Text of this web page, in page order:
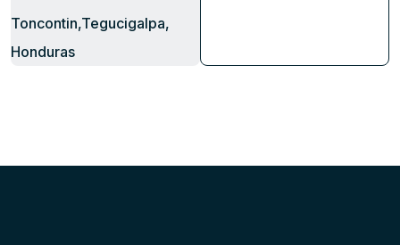
Toncontin,Tegucigalpa,
Honduras